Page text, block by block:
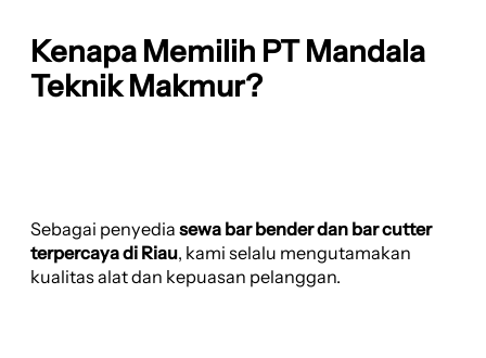
Kenapa Memilih PT Mandala
Teknik Makmur?
Sebagai penyedia sewa bar bender dan bar cutter
terpercaya di Riau, kami selalu mengutamakan
kualitas alat dan kepuasan pelanggan.